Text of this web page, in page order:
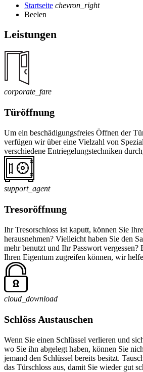
Startseite chevron_right
Beelen
Leistungen
corporate_fare
Türöffnung
Um ein beschädigungsfreies Öffnen der
verfügen wir über eine Vielzahl von
verschiedene Entriegelungstechniken
support_agent
Tresoröffnung
Ihr Tresorschloss ist kaputt, können Sie
herausnehmen? Vielleicht haben Sie den
mehr benutzt und Ihr Passwort
Ihren Eigentum zugreifen können, wir
cloud_download
Schlöss Austauschen
Wenn Sie einen Schlüssel verlieren und
wo Sie ihn abgelegt haben, können Sie
jemand den Schlüssel bereits besitzt.
das Türschloss aus, damit Sie wieder gut